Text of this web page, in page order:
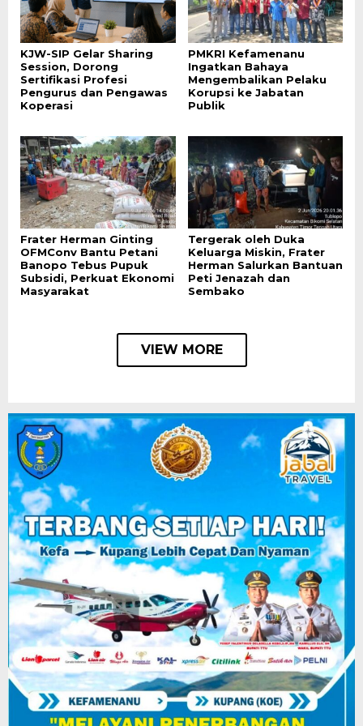
KJW-SIP Gelar Sharing
Session, Dorong
Sertifikasi Profesi
Pengurus dan Pengawas
Koperasi
PMKRI Kefamenanu
Ingatkan Bahaya
Mengembalikan Pelaku
Korupsi ke Jabatan
Publik
Frater Herman Ginting
OFMConv Bantu Petani
Banopo Tebus Pupuk
Subsidi, Perkuat Ekonomi
Masyarakat
Tergerak oleh Duka
Keluarga Miskin, Frater
Herman Salurkan Bantuan
Peti Jenazah dan
Sembako
VIEW MORE